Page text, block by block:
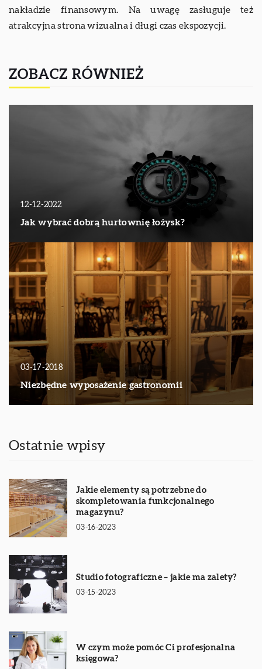
nakładzie finansowym. Na uwagę zasługuje też
atrakcyjna strona wizualna i długi czas ekspozycji.
ZOBACZ RÓWNIEŻ
12-12-2022
Jak wybrać dobrą hurtownię łożysk?
03-17-2018
Niezbędne wyposażenie gastronomii
Ostatnie wpisy
Jakie elementy są potrzebne do
skompletowania funkcjonalnego
magazynu?
03-16-2023
Studio fotograficzne – jakie ma zalety?
03-15-2023
W czym może pomóc Ci profesjonalna
księgowa?